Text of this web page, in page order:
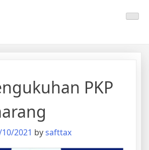
PKP
2021 bysafttax